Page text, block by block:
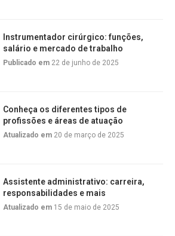
Instrumentador cirúrgico: funções,
salário e mercado de trabalho
Publicado em 22 de junho de 2025
Conheça os diferentes tipos de
profissões e áreas de atuação
Atualizado em 20 de março de 2025
Assistente administrativo: carreira,
responsabilidades e mais
Atualizado em 15 de maio de 2025